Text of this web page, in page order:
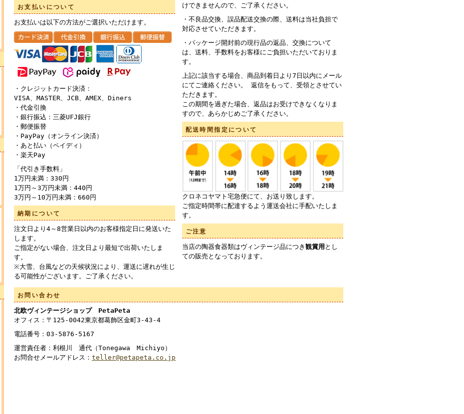
お支払いについて
お支払いは以下の方法がご選択いただけます。
・クレジットカード決済：
VISA、MASTER、JCB、AMEX、Diners
・代金引換
・銀行振込：三菱UFJ銀行
・郵便振替
・PayPay（オンライン決済）
・あと払い（ペイディ）
・楽天Pay
「代引き手数料」
1万円未満：330円
1万円～3万円未満：440円
3万円～10万円未満：660円
納期について
注文日より4～8営業日以内のお客様指定日に発送いた
します。
ご指定がない場合、注文日より最短で出荷いたしま
す。
※大雪、台風などの天候状況により、運送に遅れが生じ
る可能性がございます。ご了承ください。
けできませんので、ご了承ください。
・不良品交換、誤品配送交換の際、送料は当社負担で
対応させていただきます。
・パッケージ開封前の現行品の返品、交換について
は、送料、手数料をお客様にご負担いただいておりま
す。
上記に該当する場合、商品到着日より7日以内にメール
にてご連絡ください。 返信をもって、受領とさせてい
ただきます。
この期間を過ぎた場合、返品はお受けできなくなりま
すので、あらかじめご了承ください。
配送時間指定について
クロネコヤマト宅急便にて、お送り致します。
ご指定時間帯に配達するよう運送会社に手配いたしま
す。
ご注意
当店の陶器食器類はヴィンテージ品につき 観賞用 とし
ての販売となっております。
お問い合わせ
北欧ヴィンテージショップ PetaPeta
オフィス：〒125-0042東京都葛飾区金町3-43-4
電話番号：03-5876-5167
運営責任者：利根川 通代（Tonegawa Michiyo）
お問合せメールアドレス： teller@petapeta.co.jp